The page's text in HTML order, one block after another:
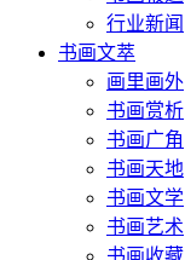
行业新闻
书画文萃
画里画外
书画赏析
书画广角
书画天地
书画文学
书画艺术
书画收藏